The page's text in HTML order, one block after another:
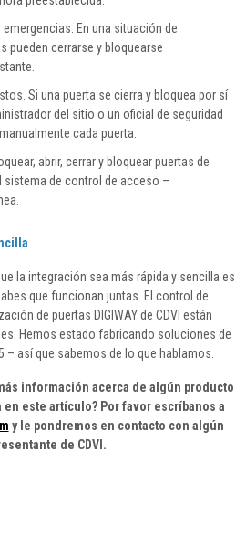
En una situación de
pueden cerrarse y bloquearse
Si una puerta se cierra y bloquea por sí
del sitio o un oficial de seguridad
cada puerta.
abrir, cerrar y bloquear puertas de
sistema de control de acceso –
la integración sea más rápida y sencilla es
que funcionan juntas. El control de
de puertas DIGIWAY de CDVI están
Hemos estado fabricando soluciones de
así que sabemos de lo que hablamos.
información acerca de algún producto
este artículo? Por favor escríbanos a
y le pondremos en contacto con algún
de CDVI.